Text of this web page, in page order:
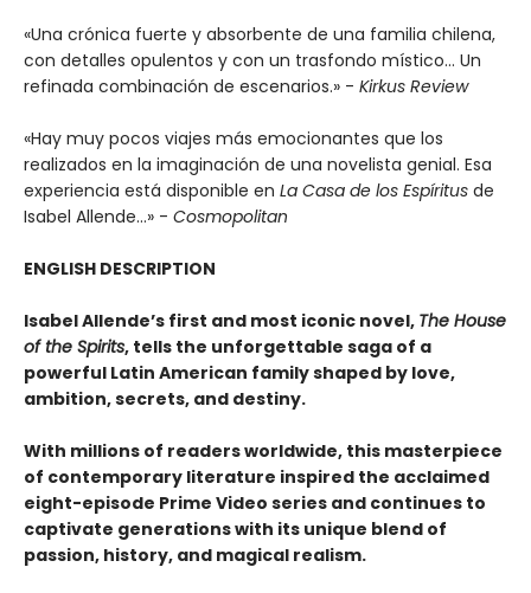
«Una crónica fuerte y absorbente de una familia chilena,
con detalles opulentos y con un trasfondo místico... Un
refinada combinación de escenarios.» - Kirkus Review
«Hay muy pocos viajes más emocionantes que los
realizados en la imaginación de una novelista genial. Esa
experiencia está disponible en La Casa de los Espíritus de
Isabel Allende...» - Cosmopolitan
ENGLISH DESCRIPTION
Isabel Allende’s first and most iconic novel, The House
of the Spirits, tells the unforgettable saga of a
powerful Latin American family shaped by love,
ambition, secrets, and destiny.
With millions of readers worldwide, this masterpiece
of contemporary literature inspired the acclaimed
eight-episode Prime Video series and continues to
captivate generations with its unique blend of
passion, history, and magical realism.